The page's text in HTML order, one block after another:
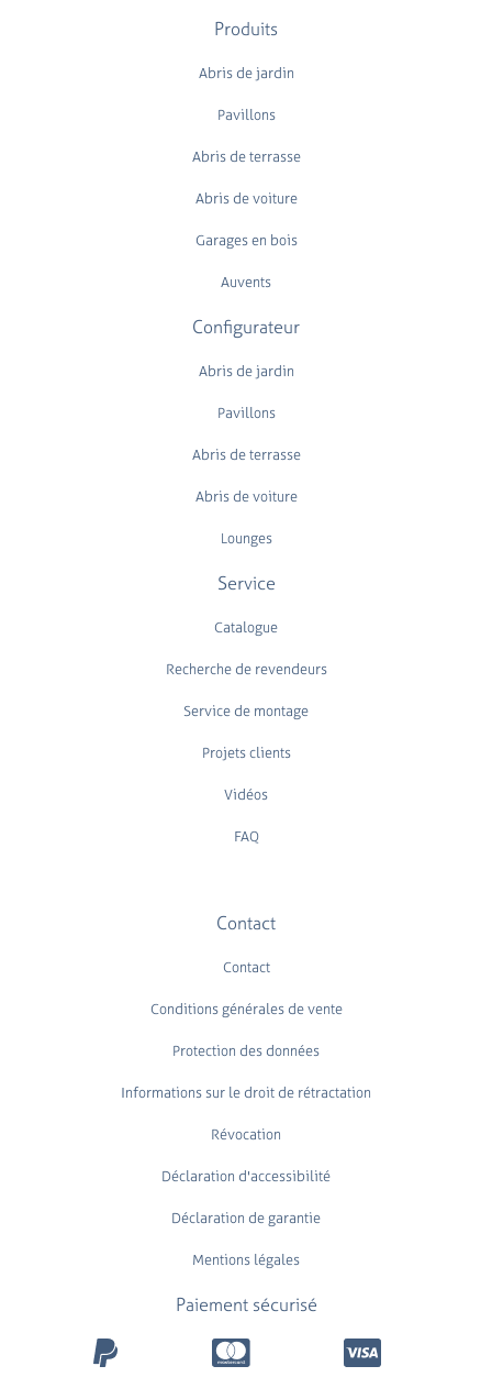
Produits
Abris de jardin
Pavillons
Abris de terrasse
Abris de voiture
Garages en bois
Auvents
Configurateur
Abris de jardin
Pavillons
Abris de terrasse
Abris de voiture
Lounges
Service
Catalogue
Recherche de revendeurs
Service de montage
Projets clients
Vidéos
FAQ
Contact
Contact
Conditions générales de vente
Protection des données
Informations sur le droit de rétractation
Révocation
Déclaration d'accessibilité
Déclaration de garantie
Mentions légales
Paiement sécurisé